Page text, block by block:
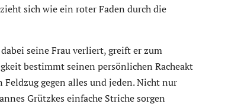
sich wie ein roter Faden durch die
seine Frau verliert, greift er zum
bestimmt seinen persönlichen Racheakt
gegen alles und jeden. Nicht nur
Grützkes einfache Striche sorgen